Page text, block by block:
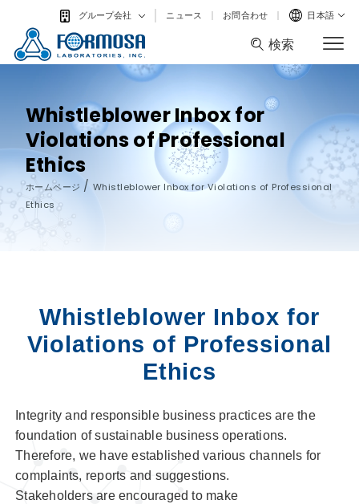
グループ会社 ニュース お問合わせ 日本語
検索
検索
Whistleblower Inbox for
Violations of Professional
Ethics
ホームページ / Whistleblower Inbox for Violations of Professional
Ethics
Whistleblower Inbox for
Violations of Professional
Ethics
Integrity and responsible business practices are the
foundation of sustainable business operations.
Therefore, we have established various channels for
complaints, reports and suggestions.
Stakeholders are encouraged to make